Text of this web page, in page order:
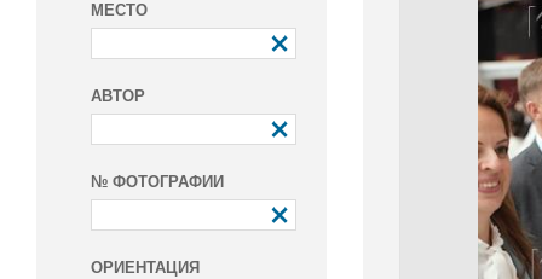
МЕСТО
АВТОР
№ ФОТОГРАФИИ
ОРИЕНТАЦИЯ